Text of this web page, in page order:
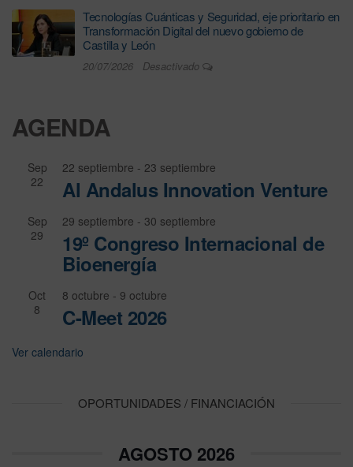
Tecnologías Cuánticas y Seguridad, eje prioritario en
Transformación Digital del nuevo gobierno de
Castilla y León
20/07/2026 Desactivado
AGENDA
Sep
22
22 septiembre - 23 septiembre
Al Andalus Innovation Venture
Sep
29
29 septiembre - 30 septiembre
19º Congreso Internacional de
Bioenergía
Oct
8
8 octubre - 9 octubre
C-Meet 2026
Ver calendario
OPORTUNIDADES / FINANCIACIÓN
AGOSTO 2026